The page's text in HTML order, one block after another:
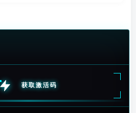
获取激活码